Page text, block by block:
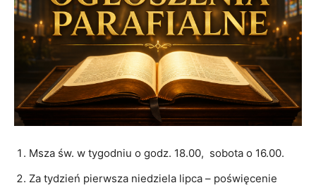
Msza św. w tygodniu o godz. 18.00, sobota o 16.00.
Za tydzień pierwsza niedziela lipca – poświęcenie